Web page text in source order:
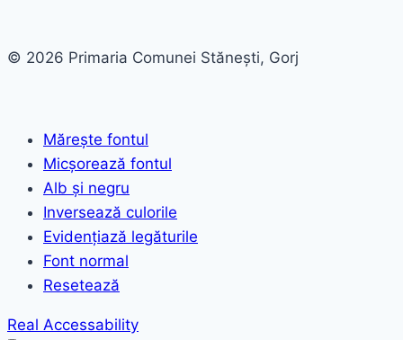
© 2026 Primaria Comunei Stănești, Gorj
Mărește fontul
Micșorează fontul
Alb și negru
Inversează culorile
Evidențiază legăturile
Font normal
Resetează
Real Accessability